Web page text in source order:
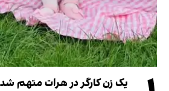
یک زن کارگر در هرات متهم